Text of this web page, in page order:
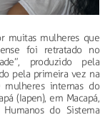
muitas mulheres que
foi retratado no
produzido pela
pela primeira vez na
internas do
(Iapen), em Macapá,
do Sistema